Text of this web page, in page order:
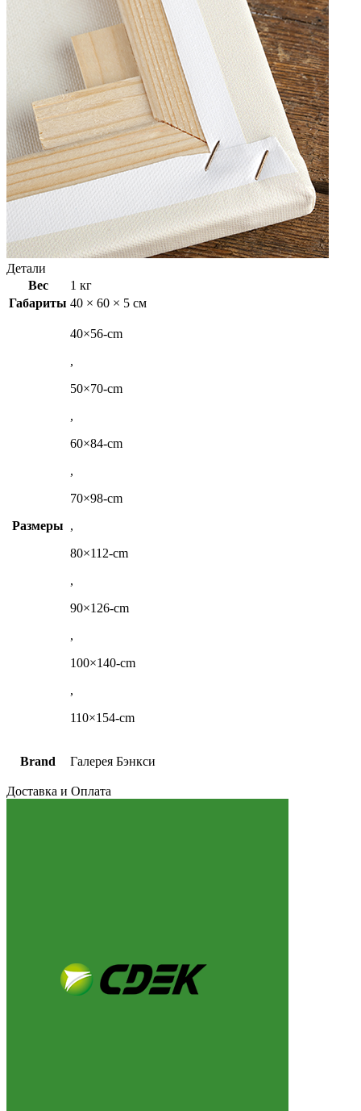
Детали
Вес
1 кг
Габариты 40 × 60 × 5 см
Размеры
40×56-cm
,
50×70-cm
,
60×84-cm
,
70×98-cm
,
80×112-cm
,
90×126-cm
,
100×140-cm
,
110×154-cm
Brand Галерея Бэнкси
Доставка и Оплата